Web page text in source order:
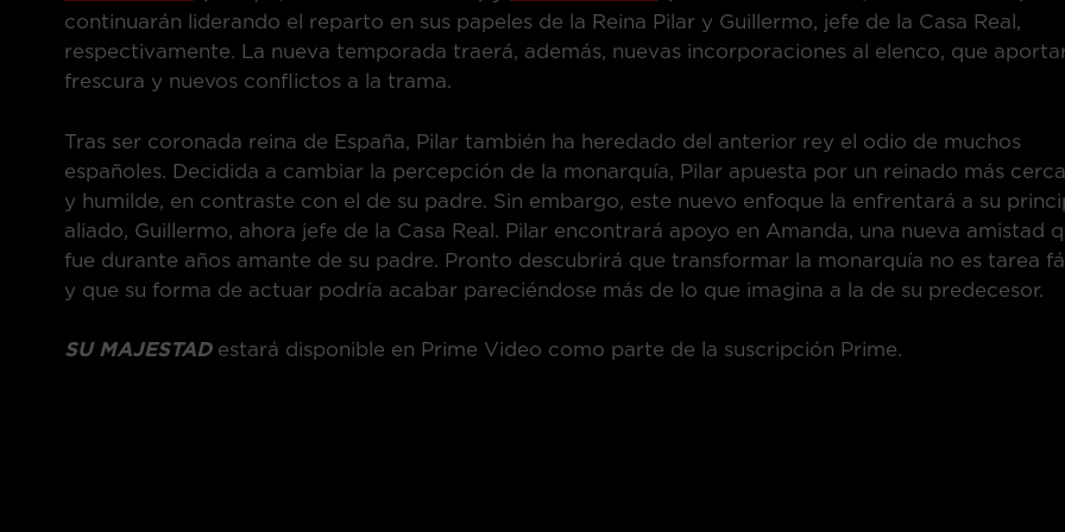
continuarán liderando el reparto en sus papeles de la Reina Pilar y Guillermo, jefe de la Casa Real,
respectivamente. La nueva temporada traerá, además, nuevas incorporaciones al elenco, que
frescura y nuevos conflictos a la trama.
Tras ser coronada reina de España, Pilar también ha heredado del anterior rey el odio de muchos
españoles. Decidida a cambiar la percepción de la monarquía, Pilar apuesta por un reinado más
y humilde, en contraste con el de su padre. Sin embargo, este nuevo enfoque la enfrentará a su
aliado, Guillermo, ahora jefe de la Casa Real. Pilar encontrará apoyo en Amanda, una nueva amistad
fue durante años amante de su padre. Pronto descubrirá que transformar la monarquía no es tarea
y que su forma de actuar podría acabar pareciéndose más de lo que imagina a la de su predecesor.
SU MAJESTADestará disponible en Prime Video como parte de la suscripción Prime.